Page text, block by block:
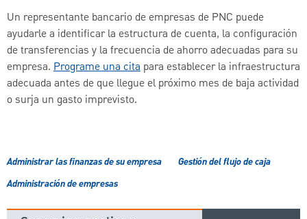
Un representante bancario de empresas de PNC puede
ayudarle a identificar la estructura de cuenta, la configuración
de transferencias y la frecuencia de ahorro adecuadas para su
empresa. Programe una cita para establecer la infraestructura
adecuada antes de que llegue el próximo mes de baja actividad
o surja un gasto imprevisto.
Administrar las finanzas de su empresa
Gestión del flujo de caja
Administración de empresas